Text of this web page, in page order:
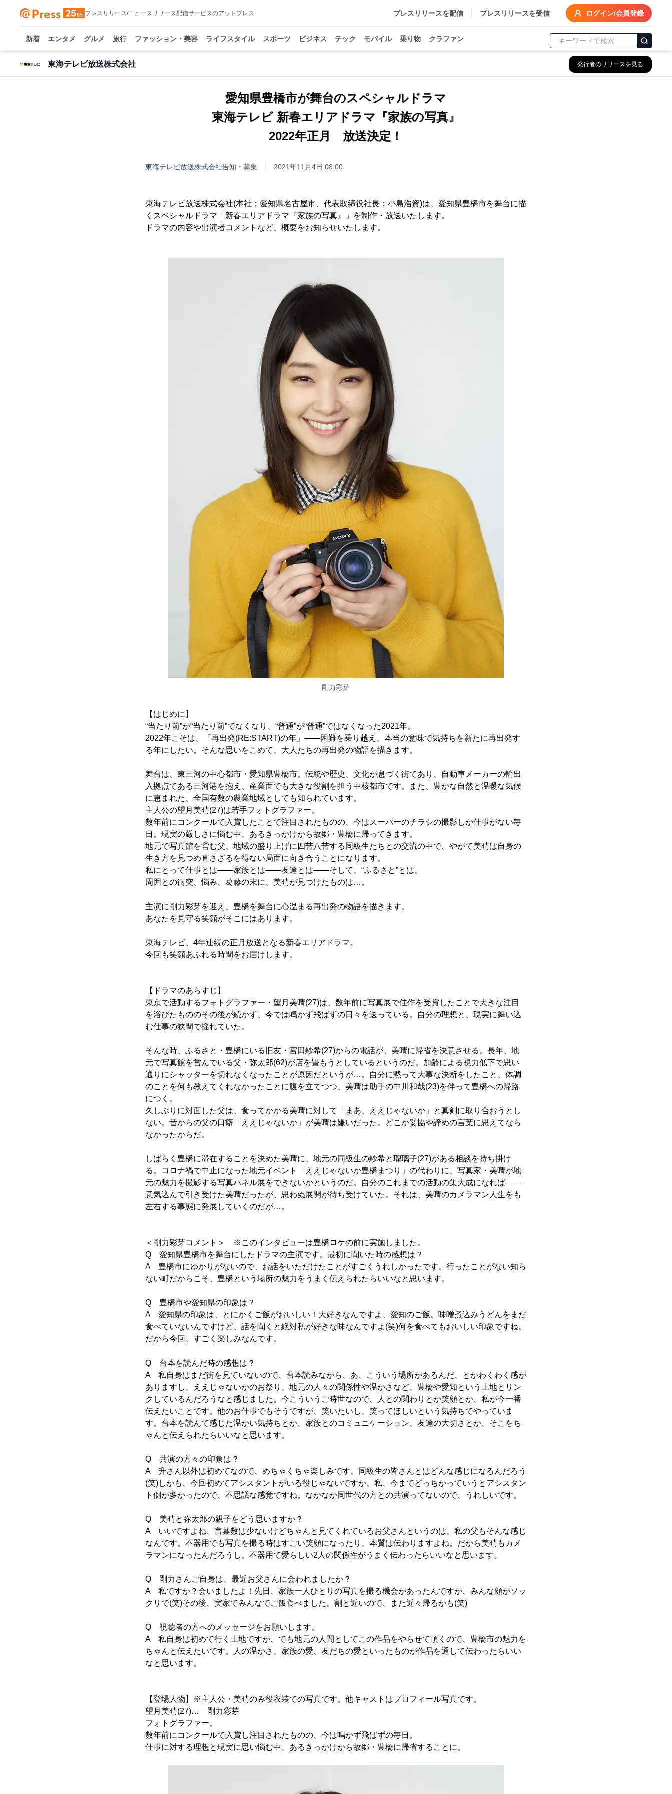
プレスリリース/ニュースリリース配信サービスのアットプレス プレスリリースを配信 プレスリリースを受信 ログイン/会員登録
新着 エンタメ グルメ 旅行 ファッション・美容 ライフスタイル スポーツ ビジネス テック モバイル 乗り物 クラファン
東海テレビ放送株式会社 発行者のリリースを見る
愛知県豊橋市が舞台のスペシャルドラマ
東海テレビ 新春エリアドラマ『家族の写真』
2022年正月 放送決定！
東海テレビ放送株式会社告知・募集 2021年11月4日 08:00
東海テレビ放送株式会社(本社：愛知県名古屋市、代表取締役社長：小島浩資)は、愛知県豊橋市を舞台に描
くスペシャルドラマ「新春エリアドラマ『家族の写真』」を制作・放送いたします。
ドラマの内容や出演者コメントなど、概要をお知らせいたします。
剛力彩芽
【はじめに】
“当たり前”が“当たり前”でなくなり、“普通”が“普通”ではなくなった2021年。
2022年こそは、「再出発(RE:START)の年」――困難を乗り越え、本当の意味で気持ちを新たに再出発す
る年にしたい。そんな思いをこめて、大人たちの再出発の物語を描きます。
舞台は、東三河の中心都市・愛知県豊橋市。伝統や歴史、文化が息づく街であり、自動車メーカーの輸出
入拠点である三河港を抱え、産業面でも大きな役割を担う中核都市です。また、豊かな自然と温暖な気候
に恵まれた、全国有数の農業地域としても知られています。
主人公の望月美晴(27)は若手フォトグラファー。
数年前にコンクールで入賞したことで注目されたものの、今はスーパーのチラシの撮影しか仕事がない毎
日。現実の厳しさに悩む中、あるきっかけから故郷・豊橋に帰ってきます。
地元で写真館を営む父、地域の盛り上げに四苦八苦する同級生たちとの交流の中で、やがて美晴は自身の
生き方を見つめ直さざるを得ない局面に向き合うことになります。
私にとって仕事とは――家族とは――友達とは――そして、“ふるさと”とは。
周囲との衝突、悩み、葛藤の末に、美晴が見つけたものは…。
主演に剛力彩芽を迎え、豊橋を舞台に心温まる再出発の物語を描きます。
あなたを見守る笑顔がそこにはあります。
東海テレビ、4年連続の正月放送となる新春エリアドラマ。
今回も笑顔あふれる時間をお届けします。
【ドラマのあらすじ】
東京で活動するフォトグラファー・望月美晴(27)は、数年前に写真展で佳作を受賞したことで大きな注目
を浴びたもののその後が続かず、今では鳴かず飛ばずの日々を送っている。自分の理想と、現実に舞い込
む仕事の狭間で揺れていた。
そんな時、ふるさと・豊橋にいる旧友・宮田紗希(27)からの電話が、美晴に帰省を決意させる。長年、地
元で写真館を営んでいる父・弥太郎(62)が店を畳もうとしているというのだ。加齢による視力低下で思い
通りにシャッターを切れなくなったことが原因だというが…。自分に黙って大事な決断をしたこと、体調
のことを何も教えてくれなかったことに腹を立てつつ、美晴は助手の中川和哉(23)を伴って豊橋への帰路
につく。
久しぶりに対面した父は、食ってかかる美晴に対して「まあ、ええじゃないか」と真剣に取り合おうとし
ない。昔からの父の口癖「ええじゃないか」が美晴は嫌いだった。どこか妥協や諦めの言葉に思えてなら
なかったからだ。
しばらく豊橋に滞在することを決めた美晴に、地元の同級生の紗希と瑠璃子(27)がある相談を持ち掛け
る。コロナ禍で中止になった地元イベント「ええじゃないか豊橋まつり」の代わりに、写真家・美晴が地
元の魅力を撮影する写真パネル展をできないかというのだ。自分のこれまでの活動の集大成になれば――
意気込んで引き受けた美晴だったが、思わぬ展開が待ち受けていた。それは、美晴のカメラマン人生をも
左右する事態に発展していくのだが…。
＜剛力彩芽コメント＞ ※このインタビューは豊橋ロケの前に実施しました。
Q 愛知県豊橋市を舞台にしたドラマの主演です。最初に聞いた時の感想は？
A 豊橋市にゆかりがないので、お話をいただけたことがすごくうれしかったです。行ったことがない知ら
ない町だからこそ、豊橋という場所の魅力をうまく伝えられたらいいなと思います。
Q 豊橋市や愛知県の印象は？
A 愛知県の印象は、とにかくご飯がおいしい！大好きなんですよ、愛知のご飯。味噌煮込みうどんをまだ
食べていないんですけど、話を聞くと絶対私が好きな味なんですよ(笑)何を食べてもおいしい印象ですね。
だから今回、すごく楽しみなんです。
Q 台本を読んだ時の感想は？
A 私自身はまだ街を見ていないので、台本読みながら、あ、こういう場所があるんだ、とかわくわく感が
ありますし、ええじゃないかのお祭り、地元の人々の関係性や温かさなど、豊橋や愛知という土地とリン
クしているんだろうなと感じました。今こういうご時世なので、人との関わりとか笑顔とか、私が今一番
伝えたいことです。他のお仕事でもそうですが、笑いたいし、笑ってほしいという気持ちでやっていま
す。台本を読んで感じた温かい気持ちとか、家族とのコミュニケーション、友達の大切さとか、そこをち
ゃんと伝えられたらいいなと思います。
Q 共演の方々の印象は？
A 升さん以外は初めてなので、めちゃくちゃ楽しみです。同級生の皆さんとはどんな感じになるんだろう
(笑)しかも、今回初めてアシスタントがいる役じゃないですか。私、今までどっちかっていうとアシスタン
ト側が多かったので、不思議な感覚ですね。なかなか同世代の方との共演ってないので、うれしいです。
Q 美晴と弥太郎の親子をどう思いますか？
A いいですよね、言葉数は少ないけどちゃんと見てくれているお父さんというのは。私の父もそんな感じ
なんです。不器用でも写真を撮る時はすごい笑顔になったり、本質は伝わりますよね。だから美晴もカメ
ラマンになったんだろうし。不器用で愛らしい2人の関係性がうまく伝わったらいいなと思います。
Q 剛力さんご自身は、最近お父さんに会われましたか？
A 私ですか？会いましたよ！先日、家族一人ひとりの写真を撮る機会があったんですが、みんな顔がソッ
クリで(笑)その後、実家でみんなでご飯食べました。割と近いので、また近々帰るかも(笑)
Q 視聴者の方へのメッセージをお願いします。
A 私自身は初めて行く土地ですが、でも地元の人間としてこの作品をやらせて頂くので、豊橋市の魅力を
ちゃんと伝えたいです。人の温かさ、家族の愛、友だちの愛といったものが作品を通して伝わったらいい
なと思います。
【登場人物】※主人公・美晴のみ役衣装での写真です。他キャストはプロフィール写真です。
望月美晴(27)… 剛力彩芽
フォトグラファー。
数年前にコンクールで入賞し注目されたものの、今は鳴かず飛ばずの毎日。
仕事に対する理想と現実に思い悩む中、あるきっかけから故郷・豊橋に帰省することに。